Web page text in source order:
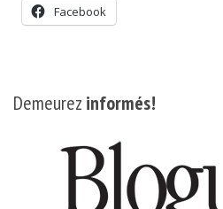
Facebook
Demeurez informés!